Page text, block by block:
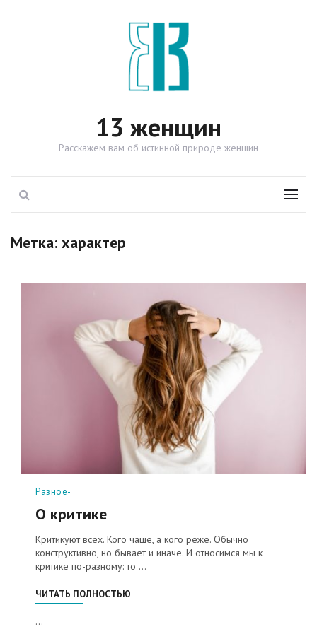
13 женщин
Расскажем вам об истинной природе женщин
Menu
Метка: характер
Рубрики
Разное-
О критике
Критикуют всех. Кого чаще, а кого реже. Обычно
конструктивно, но бывает и иначе. И относимся мы к
критике по-разному: то …
ЧИТАТЬ ПОЛНОСТЬЮ
...